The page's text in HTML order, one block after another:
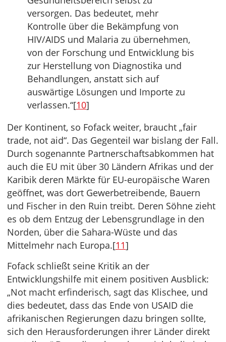
versorgen. Das bedeutet, mehr
Kontrolle über die Bekämpfung von
HIV/AIDS und Malaria zu übernehmen,
von der Forschung und Entwicklung bis
zur Herstellung von Diagnostika und
Behandlungen, anstatt sich auf
auswärtige Lösungen und Importe zu
verlassen.“[10]
Der Kontinent, so Fofack weiter, braucht „fair
trade, not aid“. Das Gegenteil war bislang der Fall.
Durch sogenannte Partnerschaftsabkommen hat
auch die EU mit über 30 Ländern Afrikas und der
Karibik deren Märkte für EU-europäische Waren
geöffnet, was dort Gewerbetreibende, Bauern
und Fischer in den Ruin treibt. Deren Söhne zieht
es ob dem Entzug der Lebensgrundlage in den
Norden, über die Sahara-Wüste und das
Mittelmehr nach Europa.[11]
Fofack schließt seine Kritik an der
Entwicklungshilfe mit einem positiven Ausblick:
„Not macht erfinderisch, sagt das Klischee, und
dies bedeutet, dass das Ende von USAID die
afrikanischen Regierungen dazu bringen sollte,
sich den Herausforderungen ihrer Länder direkt